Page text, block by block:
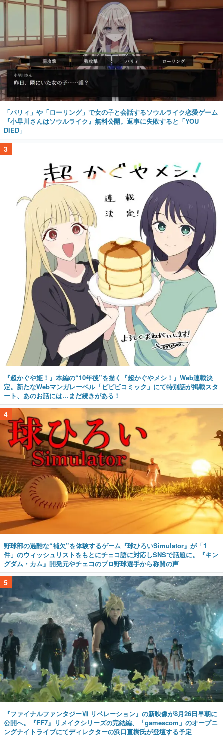
「パリィ」や「ローリング」で女の子と会話するソウルライク恋愛ゲーム
『小早川さんはソウルライク』無料公開。返事に失敗すると「YOU
DIED」
3
『超かぐや姫！』本編の“10年後”を描く『超かぐやメシ！』Web連載決
定。新たなWebマンガレーベル「ビビビコミック」にて特別話が掲載スタ
ート、あのお話には…まだ続きがある！
4
野球部の過酷な“補欠”を体験するゲーム『球ひろいSimulator』が「1
件」のウィッシュリストをもとにチェコ語に対応しSNSで話題に。『キン
グダム・カム』開発元やチェコのプロ野球選手から称賛の声
5
『ファイナルファンタジーⅦ リベレーション』の新映像が8月26日早朝に
公開へ。『FF7』リメイクシリーズの完結編、「gamescom」のオープニ
ングナイトライブにてディレクターの浜口直樹氏が登壇する予定